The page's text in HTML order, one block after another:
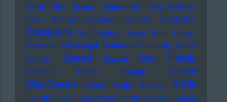
Sarah Wild
Sasha Saturndaze
Saul Williams
Sault
Schnipo Schranke Schürze Scooter
Scorpions Scott Walker Scycs Sean Combs
Sebastian Krumbiegel Sebastian Studnitzky Secret
Secrets
Seeed Sepalot Sex Pistols
Seymour Wright Shaggy
Shane
MacGowan
Shania Twain Shellac
Shirin
David
Sido Silbermond Silent Servant Simina